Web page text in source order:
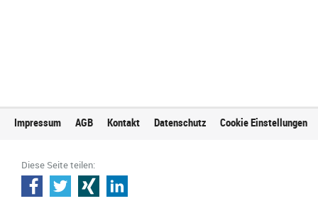
Impressum AGB Kontakt Datenschutz Cookie Einstellungen
Diese Seite teilen: